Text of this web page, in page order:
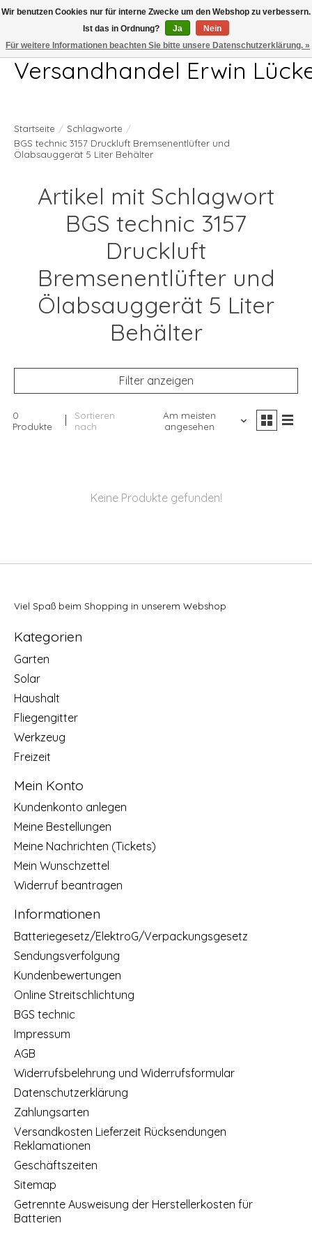
Telefon 04407 715872 MO-DO 7.00-17.00Uhr FR 7.00-13.00Uhr
Versandhandel Erwin
Startseite / Schlagworte /
BGS technic 3157 Druckluft Bremsenentlüfter und
Ölabsauggerät 5 Liter Behälter
Artikel mit Schlagwort
BGS technic 3157
Druckluft
Bremsenentlüfter und
Ölabsauggerät 5 Liter
Behälter
Filter anzeigen
0
Produkte
Sortieren
nach
Am meisten
angesehen
Keine Produkte gefunden!
Viel Spaß beim Shopping in unserem Webshop
Kategorien
Garten
Solar
Haushalt
Fliegengitter
Werkzeug
Freizeit
Mein Konto
Kundenkonto anlegen
Meine Bestellungen
Meine Nachrichten (Tickets)
Mein Wunschzettel
Widerruf beantragen
Informationen
Batteriegesetz/ElektroG/Verpackungsgesetz
Sendungsverfolgung
Kundenbewertungen
Online Streitschlichtung
BGS technic
Impressum
AGB
Widerrufsbelehrung und Widerrufsformular
Datenschutzerklärung
Zahlungsarten
Versandkosten Lieferzeit Rücksendungen
Reklamationen
Geschäftszeiten
Sitemap
Getrennte Ausweisung der Herstellerkosten für
Batterien
Wir benutzen Cookies nur für interne Zwecke um den Webshop zu verbessern.
Ist das in Ordnung?
Ja
Nein
Für weitere Informationen beachten Sie bitte unsere Datenschutzerklärung. »